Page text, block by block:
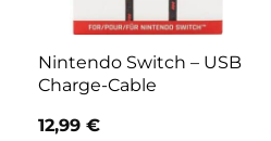
Nintendo Switch – USB
Charge-Cable
12,99 €